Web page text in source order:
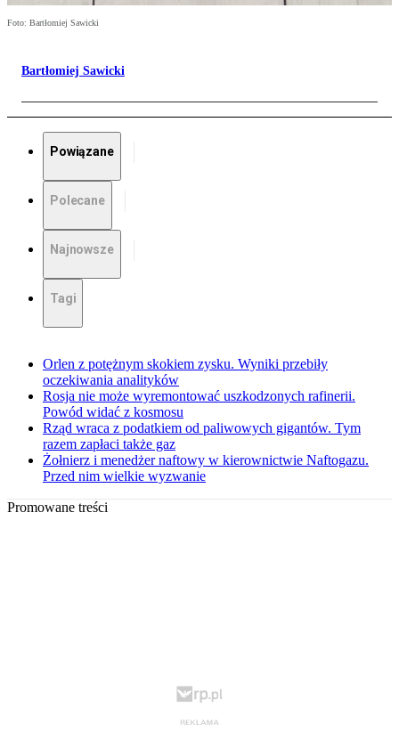
Foto: Bartłomiej Sawicki
Bartłomiej Sawicki
Powiązane
Polecane
Najnowsze
Tagi
Orlen z potężnym skokiem zysku. Wyniki przebiły
oczekiwania analityków
Rosja nie może wyremontować uszkodzonych rafinerii.
Powód widać z kosmosu
Rząd wraca z podatkiem od paliwowych gigantów. Tym
razem zapłaci także gaz
Żołnierz i menedżer naftowy w kierownictwie Naftogazu.
Przed nim wielkie wyzwanie
Promowane treści